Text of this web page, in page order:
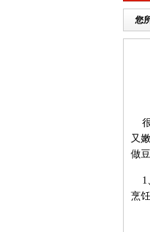
您
很
又
做
1
烹